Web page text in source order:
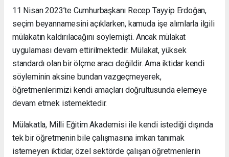
11 Nisan 2023’te Cumhurbaşkanı Recep Tayyip Erdoğan,
seçim beyannamesini açıklarken, kamuda işe alımlarla ilgili
mülakatın kaldırılacağını söylemişti. Ancak mülakat
uygulaması devam ettirilmektedir. Mülakat, yüksek
standardı olan bir ölçme aracı değildir. Ama iktidar kendi
söyleminin aksine bundan vazgeçmeyerek,
öğretmenlerimizi kendi amaçları doğrultusunda elemeye
devam etmek istemektedir.
Mülakatla, Milli Eğitim Akademisi ile kendi istediği dışında
tek bir öğretmenin bile çalışmasına imkan tanımak
istemeyen iktidar, özel sektörde çalışan öğretmenlerin